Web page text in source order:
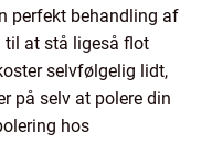
perfekt behandling af
til at stå ligeså flot
selvfølgelig lidt,
på selv at polere din
hos